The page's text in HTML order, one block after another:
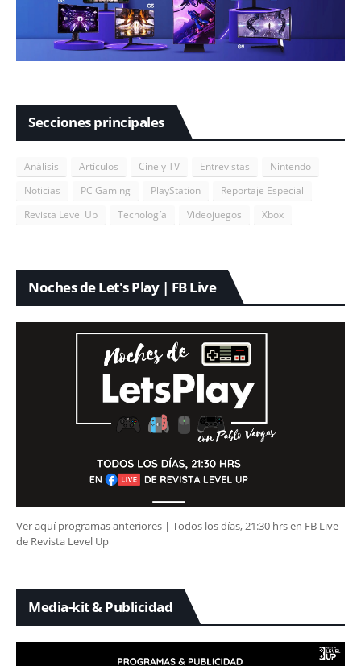
Secciones principales
Análisis Artículos Cine y TV Entrevistas
Nintendo
Noticias
PC Gaming PlayStation
Reportaje Especial
Revista Level Up
Tecnología Videojuegos Xbox
Noches de Let's Play | FB Live
Ver aquí programas anteriores | Todos los días, 21:30 hrs en FB Live
de Revista Level Up
Media-kit & Publicidad